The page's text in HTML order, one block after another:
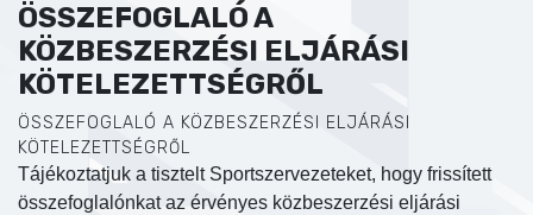
ÖSSZEFOGLALÓ A
KÖZBESZERZÉSI ELJÁRÁSI
KÖTELEZETTSÉGRŐL
ÖSSZEFOGLALÓ A KÖZBESZERZÉSI ELJÁRÁSI
KÖTELEZETTSÉGRŐL
Tájékoztatjuk a tisztelt Sportszervezeteket, hogy frissített
összefoglalónkat az érvényes közbeszerzési eljárási